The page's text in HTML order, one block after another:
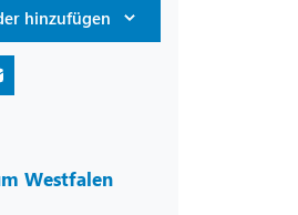
hinzufügen
Westfalen